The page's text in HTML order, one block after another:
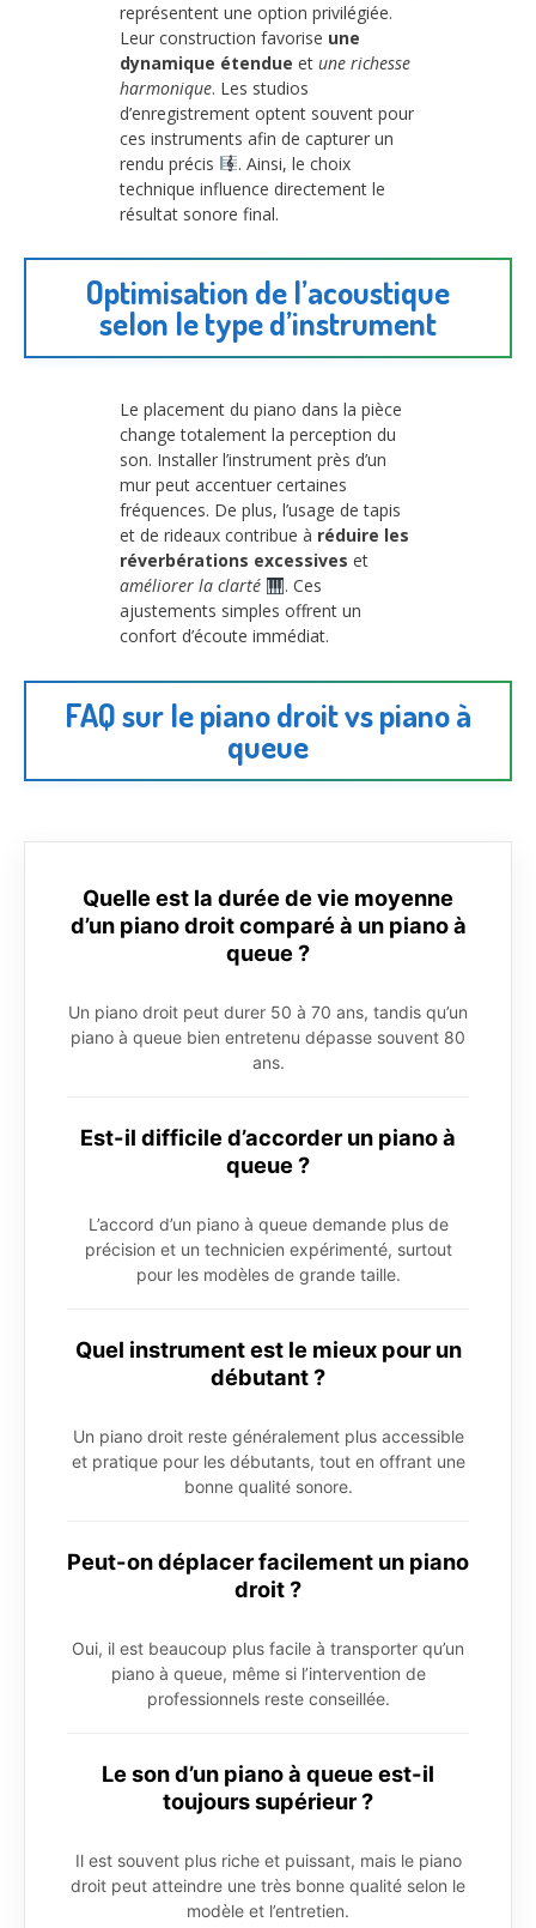
représentent une option privilégiée.
Leur construction favorise une
dynamique étendue et une richesse
harmonique. Les studios
d’enregistrement optent souvent pour
ces instruments afin de capturer un
rendu précis
. Ainsi, le choix
technique influence directement le
résultat sonore final.
Optimisation de l’acoustique
selon le type d’instrument
Le placement du piano dans la pièce
change totalement la perception du
son. Installer l’instrument près d’un
mur peut accentuer certaines
fréquences. De plus, l’usage de tapis
et de rideaux contribue à réduire les
réverbérations excessives et
améliorer la clarté
. Ces
ajustements simples offrent un
confort d’écoute immédiat.
FAQ sur le piano droit vs piano à
queue
Quelle est la durée de vie moyenne
d’un piano droit comparé à un piano à
queue ?
Un piano droit peut durer 50 à 70 ans, tandis qu’un
piano à queue bien entretenu dépasse souvent 80
ans.
Est-il difficile d’accorder un piano à
queue ?
L’accord d’un piano à queue demande plus de
précision et un technicien expérimenté, surtout
pour les modèles de grande taille.
Quel instrument est le mieux pour un
débutant ?
Un piano droit reste généralement plus accessible
et pratique pour les débutants, tout en offrant une
bonne qualité sonore.
Peut-on déplacer facilement un piano
droit ?
Oui, il est beaucoup plus facile à transporter qu’un
piano à queue, même si l’intervention de
professionnels reste conseillée.
Le son d’un piano à queue est-il
toujours supérieur ?
Il est souvent plus riche et puissant, mais le piano
droit peut atteindre une très bonne qualité selon le
modèle et l’entretien.